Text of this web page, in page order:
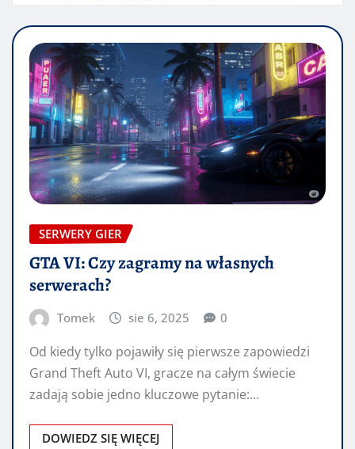
SERWERY GIER
GTA VI: Czy zagramy na własnych
serwerach?
Tomek sie 6, 2025 0
Od kiedy tylko pojawiły się pierwsze zapowiedzi
Grand Theft Auto VI, gracze na całym świecie
zadają sobie jedno kluczowe pytanie:…
DOWIEDZ SIĘ WIĘCEJ